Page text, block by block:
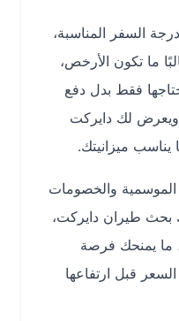
المناسبة،
تكون الأرخص،
فقط بدل دفع
لك دايركت
ميزانيتك.
والخصومات
دايركت،
فرصة
ارتفاعها